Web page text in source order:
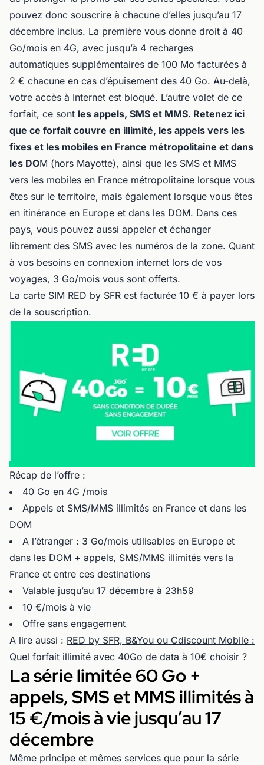
pouvez donc souscrire à chacune d’elles jusqu’au 17
décembre inclus. La première vous donne droit à 40
Go/mois en 4G, avec jusqu’à 4 recharges
automatiques supplémentaires de 100 Mo facturées à
2 € chacune en cas d’épuisement des 40 Go. Au-delà,
votre accès à Internet est bloqué. L’autre volet de ce
forfait, ce sont les appels, SMS et MMS. Retenez ici
que ce forfait couvre en illimité, les appels vers les
fixes et les mobiles en France métropolitaine et dans
les DOM (hors Mayotte), ainsi que les SMS et MMS
vers les mobiles en France métropolitaine lorsque vous
êtes sur le territoire, mais également lorsque vous êtes
en itinérance en Europe et dans les DOM. Dans ces
pays, vous pouvez aussi appeler et échanger
librement des SMS avec les numéros de la zone. Quant
à vos besoins en connexion internet lors de vos
voyages, 3 Go/mois vous sont offerts.
La carte SIM RED by SFR est facturée 10 € à payer lors
de la souscription.
Récap de l’offre :
40 Go en 4G /mois
Appels et SMS/MMS illimités en France et dans les
DOM
A l’étranger : 3 Go/mois utilisables en Europe et
dans les DOM + appels, SMS/MMS illimités vers la
France et entre ces destinations
Valable jusqu’au 17 décembre à 23h59
10 €/mois à vie
Offre sans engagement
A lire aussi : RED by SFR, B&You ou Cdiscount Mobile :
Quel forfait illimité avec 40Go de data à 10€ choisir ?
La série limitée 60 Go +
appels, SMS et MMS illimités à
15 €/mois à vie jusqu’au 17
décembre
Même principe et mêmes services que pour la série